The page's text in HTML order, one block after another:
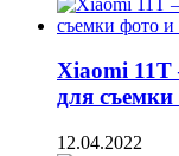
Xiaomi 11T
для съемки
12.04.2022